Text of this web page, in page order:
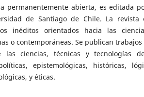
permanentemente abierta, es editada
de Santiago de Chile. La revista
inéditos orientados hacia las
o contemporáneas. Se publican
ciencias, técnicas y tecnologías
epistemológicas, históricas,
y éticas.